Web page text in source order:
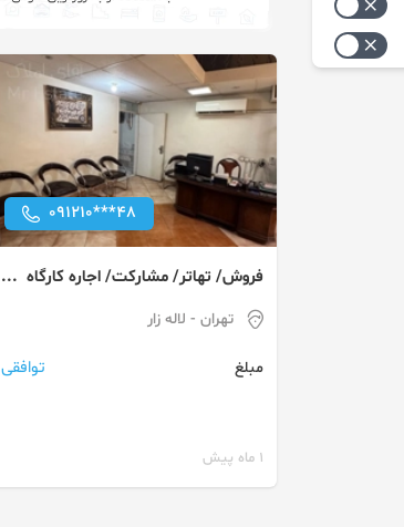
091210***48
فروش/ تهاتر/ مشارکت/ اجاره کارگاه
لاله زار شمالی
تهران - لاله زار
مبلغ توافقی
1 ماه پیش